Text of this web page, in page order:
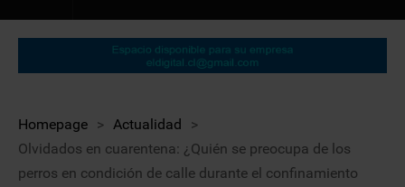
Homepage > Actualidad
>
Olvidados en cuarentena: ¿Quién se preocupa de los
perros en condición de calle durante el confinamiento